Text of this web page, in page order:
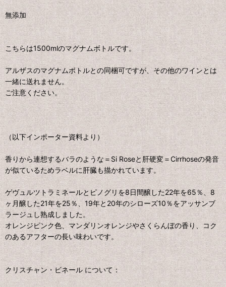
無添加
こちらは1500mlのマグナムボトルです。
アルザスのマグナムボトルとの同梱可ですが、その他のワインとは
一緒に送れません。
ご注意ください。
（以下インポーター資料より）
香りから連想するバラのような＝Si Roseと肝硬変＝Cirrhoseの発音
が似ているためラベルに肝臓も描かれています。
ゲヴュルツトラミネールとピノグリを8日間醸した22年を65％、8
ヶ月醸した21年を25％、19年と20年のシローズ10％をアッサンブ
ラージュし熟成しました。
オレンジピンク色、マンダリンオレンジやさくらんぼの香り、コク
のあるアフターの長い味わいです。
クリスチャン・ビネール について：